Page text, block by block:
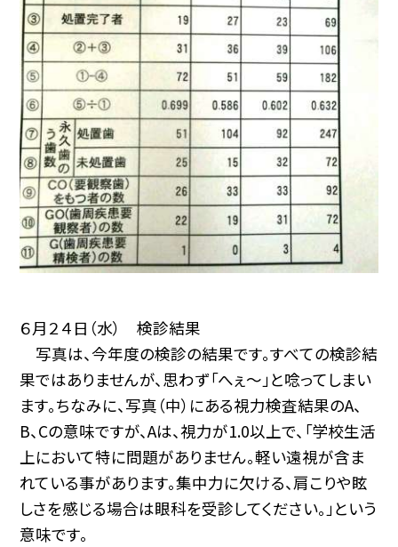
６月２４日（水） 検診結果
写真は、今年度の検診の結果です。すべての検診結
果ではありませんが、思わず「へぇ〜」と唸ってしまい
ます。ちなみに、写真（中）にある視力検査結果のA、
B、Cの意味ですが、Aは、視力が1.0以上で、「学校生活
上において特に問題がありません。軽い遠視が含ま
れている事があります。集中力に欠ける、肩こりや眩
しさを感じる場合は眼科を受診してください。」という
意味です。